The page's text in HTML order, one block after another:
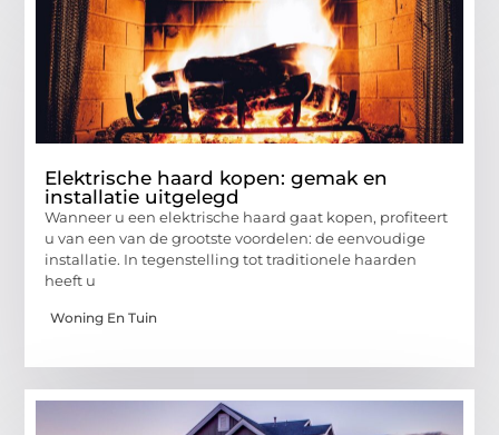
Elektrische haard kopen: gemak en
installatie uitgelegd
Wanneer u een elektrische haard gaat kopen, profiteert
u van een van de grootste voordelen: de eenvoudige
installatie. In tegenstelling tot traditionele haarden
heeft u
Woning En Tuin